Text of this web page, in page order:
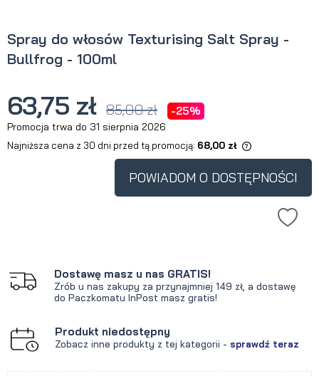
Spray do włosów Texturising Salt Spray -
Bullfrog - 100ml
63,75 zł 85,00 zł -25%
Promocja trwa do 31 sierpnia 2026
Najniższa cena z 30 dni przed tą promocją: 68,00 zł
Jeżeli produkt jest sprzedawany
krócej niż 30 dni, wyświetlana jest
produkt pojawił się w sprzedaży.
POWIADOM O DOSTĘPNOŚCI
Dostawę masz u nas GRATIS!
Zrób u nas zakupy za przynajmniej 149 zł, a dostawę
do Paczkomatu InPost masz gratis!
Produkt niedostępny
Zobacz inne produkty z tej kategorii - sprawdź teraz